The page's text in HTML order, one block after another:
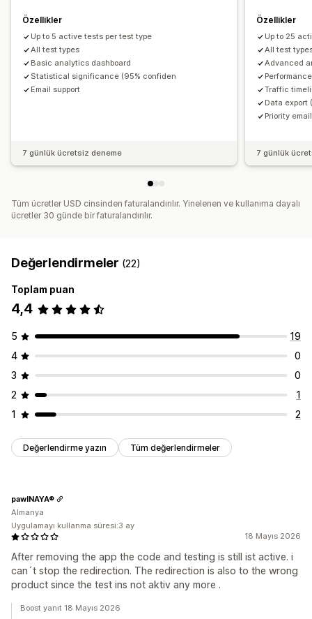
Özellikler
Up to 5 active tests per test type
All test types
Basic analytics dashboard
Statistical significance (95% confiden
Email support
7 günlük ücretsiz deneme
Özellikler
Up to 25
All test
Advanced
Traffic
Data export
Priority
7 günlük
Tüm ücretler USD cinsinden faturalandırılır. Yinelenen ve kullanıma dayalı
ücretler 30 günde bir faturalandırılır.
Değerlendirmeler (22)
Toplam puan
4,4
5
19
4
0
3
0
2
1
1
2
Değerlendirme yazın Tüm değerlendirmeler
18 Mayıs 2026
After removing the app the code and testing is still ist active. i
can´t stop the redirection. The redirection is also to the wrong
product since the test ins not aktiv any more .
pawINAYA®
Almanya
Uygulamayı kullanma süresi:3 ay
Boost yanıt 18 Mayıs 2026